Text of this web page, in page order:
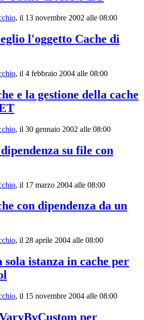
, il 13 novembre 2002 alle 08:00
l'oggetto Cache di
, il 4 febbraio 2004 alle 08:00
e la gestione della cache
, il 30 gennaio 2002 alle 08:00
su file con
, il 17 marzo 2004 alle 08:00
con dipendenza da un
, il 28 aprile 2004 alle 08:00
sola istanza in cache per
, il 15 novembre 2004 alle 08:00
per